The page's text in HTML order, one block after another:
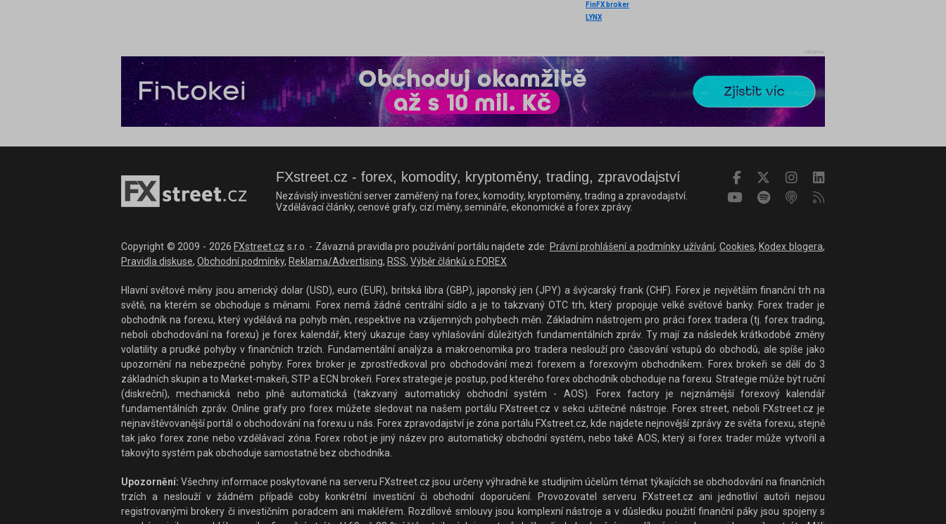
FinFX broker
LYNX
reklama
FXstreet.cz - forex, komodity, kryptoměny, trading, zpravodajství
Nezávislý investiční server zaměřený na forex, komodity, kryptoměny, trading a zpravodajství.
Vzdělávací články, cenové grafy, cizí měny, semináře, ekonomické a forex zprávy.
Copyright © 2009 - 2026 FXstreet.cz s.r.o. - Závazná pravidla pro používání portálu najdete zde: Právní prohlášení a podmínky užívání, Cookies, Kodex blogera,
Pravidla diskuse, Obchodní podmínky, Reklama/Advertising, RSS, Výběr článků o FOREX
Hlavní světové měny jsou americký dolar (USD), euro (EUR), britská libra (GBP), japonský jen (JPY) a švýcarský frank (CHF). Forex je největším finanční trh na
světě, na kterém se obchoduje s měnami. Forex nemá žádné centrální sídlo a je to takzvaný OTC trh, který propojuje velké světové banky. Forex trader je
obchodník na forexu, který vydělává na pohyb měn, respektive na vzájemných pohybech měn. Základním nástrojem pro práci forex tradera (tj. forex trading,
neboli obchodování na forexu) je forex kalendář, který ukazuje časy vyhlašování důležitých fundamentálních zpráv. Ty mají za následek krátkodobé změny
volatility a prudké pohyby v finančních trzích. Fundamentální analýza a makroenomika pro tradera neslouží pro časování vstupů do obchodů, ale spíše jako
upozornění na nebezpečné pohyby. Forex broker je zprostředkoval pro obchodování mezi forexem a forexovým obchodníkem. Forex brokeři se dělí do 3
základních skupin a to Market-makeři, STP a ECN brokeři. Forex strategie je postup, pod kterého forex obchodník obchoduje na forexu. Strategie může být ruční
(diskreční), mechanická nebo plně automatická (takzvaný automatický obchodní systém - AOS). Forex factory je nejznámější forexový kalendář
fundamentálních zpráv. Online grafy pro forex můžete sledovat na našem portálu FXstreet.cz v sekci užitečné nástroje. Forex street, neboli FXstreet.cz je
nejnavštěvovanější portál o obchodování na forexu u nás. Forex zpravodajství je zóna portálu FXstreet.cz, kde najdete nejnovější zprávy ze světa forexu, stejně
tak jako forex zone nebo vzdělávací zóna. Forex robot je jiný název pro automatický obchodní systém, nebo také AOS, který si forex trader může vytvořil a
takovýto systém pak obchoduje samostatně bez obchodníka.
Upozornění: Všechny informace poskytované na serveru FXstreet.cz jsou určeny výhradně ke studijním účelům témat týkajících se obchodování na finančních
trzích a neslouží v žádném případě coby konkrétní investiční či obchodní doporučení. Provozovatel serveru FXstreet.cz ani jednotliví autoři nejsou
registrovanými brokery či investičním poradcem ani makléřem. Rozdílové smlouvy jsou komplexní nástroje a v důsledku použití finanční páky jsou spojeny s